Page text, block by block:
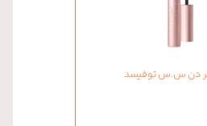
دن س.س توفیسد